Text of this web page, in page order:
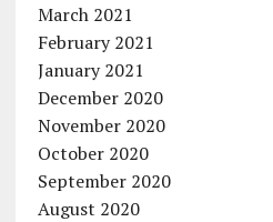
March 2021
February 2021
January 2021
December 2020
November 2020
October 2020
September 2020
August 2020